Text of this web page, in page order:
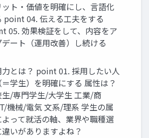
ット・価値を明確にし、言語化
point 04. 伝える工夫をする
05. 効果検証をして、内容をア
デート（運用改善）し続ける
とは？ point 01. 採用したい人
学生）を明確にする 属性は？
/専門学生/大学生 工業/商
機械/電気 文系/理系 学生の属
って就活の軸、業界や職種選
いがありますよね？